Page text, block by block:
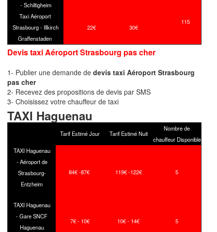
- Schiltigheim
Taxi Aéroport
Strasbourg - Illkirch
Graffenstaden
22€ 30€
115
Devis taxi Aéroport Strasbourg pas cher
1- Publier une demande de devis taxi Aéroport Strasbourg
pas cher
2- Recevez des propositions de devis par SMS
3- Choisissez votre chauffeur de taxi
TAXI Haguenau
Tarif Estimé Jour Tarif Estimé Nuit
Nombre de
chauffeur Disponible
TAXI Haguenau
- Aéroport de
Strasbourg-
Entzheim
84€ -87€ 119€ -122€ 5
TAXI Haguenau
- Gare SNCF
Haguenau
7€ - 10€ 10€ - 14€ 5